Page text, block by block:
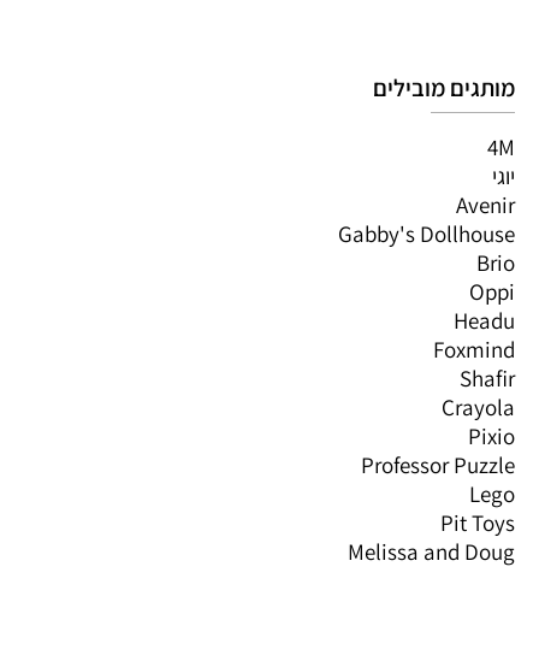
מותגים מובילים
4M
יוגי
Avenir
Gabby's Dollhouse
Brio
Oppi
Headu
Foxmind
Shafir
Crayola
Pixio
Professor Puzzle
Lego
Pit Toys
Melissa and Doug